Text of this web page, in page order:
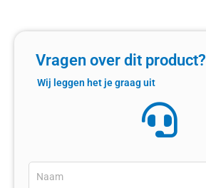
Vragen over dit product?
Wij leggen het je graag uit